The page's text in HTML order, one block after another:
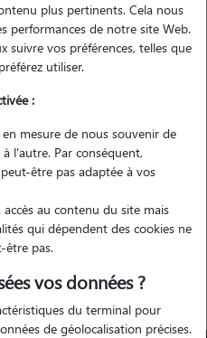
disponibles
à Briec
à Briec
à Briec
plus pertinents. Cela nous
performances de notre site Web.
suivre vos préférences, telles que
utiliser.
:
mesure de nous souvenir de
l'autre. Par conséquent,
être pas adaptée à vos
au contenu du site mais
qui dépendent des cookies ne
être pas.
vos données ?
du terminal pour
de géolocalisation précises.